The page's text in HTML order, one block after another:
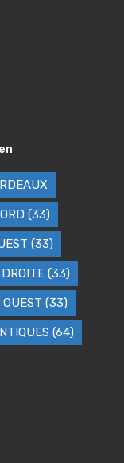
(33)
(33)
(33)
(33)
(64)